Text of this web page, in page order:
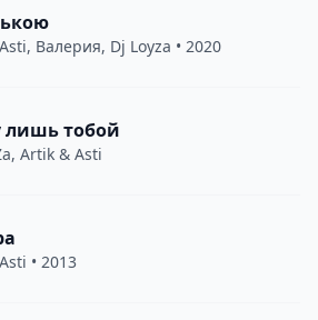
, Валерия, Dj Loyza • 2020
лишь тобой
, Artik & Asti
• 2013